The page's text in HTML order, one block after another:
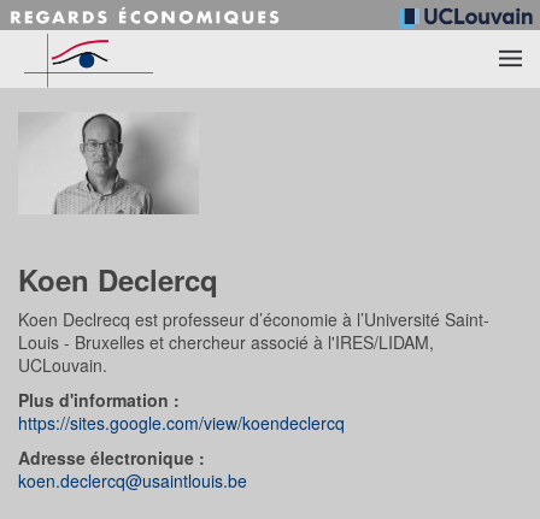
Accéder au contenu principal
Koen Declercq
Koen Declrecq est professeur d’économie à l’Université Saint-
Louis - Bruxelles et chercheur associé à l'IRES/LIDAM,
UCLouvain.
Plus d'information :
https://sites.google.com/view/koendeclercq
Adresse électronique :
koen.declercq@usaintlouis.be